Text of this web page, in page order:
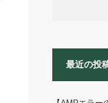
最近の投